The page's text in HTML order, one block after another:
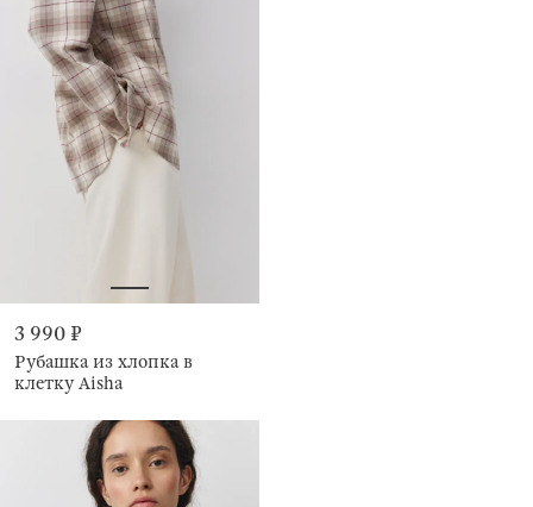
3 990 ₽
Рубашка из хлопка в
клетку Aisha